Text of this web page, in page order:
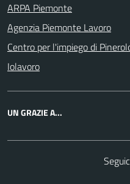
ARPA Piemonte
Agenzia Piemonte Lavoro
Centro per l'impiego di
Iolavoro
UN GRAZIE A...